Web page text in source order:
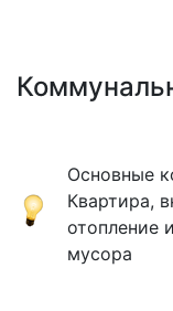
Основные
Квартира,
отопление
мусора